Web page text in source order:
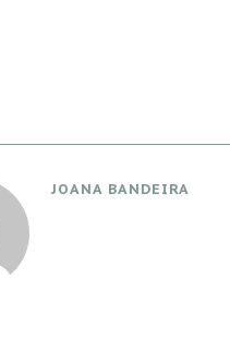
JOANA BANDEIRA